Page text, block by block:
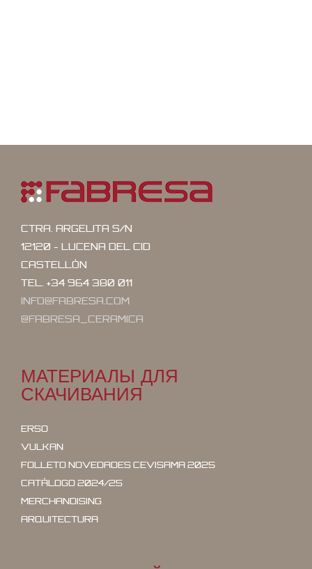
CTRA. ARGELITA S/N
12120 - LUCENA DEL CID
CASTELLÓN
TEL. +34 964 380 011
INFO@FABRESA.COM
@FABRESA_CERAMICA
МАТЕРИАЛЫ ДЛЯ
СКАЧИВАНИЯ
ERSO
VULKAN
FOLLETO NOVEDADES CEVISAMA 2025
CATÁLOGO 2024/25
MERCHANDISING
ARQUITECTURA